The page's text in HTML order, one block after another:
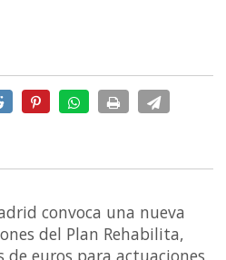
convoca una nueva
del Plan Rehabilita,
euros para actuaciones